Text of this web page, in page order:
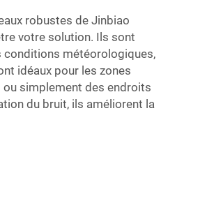
robustes de Jinbiao
votre solution. Ils sont
conditions météorologiques,
idéaux pour les zones
simplement des endroits
du bruit, ils améliorent la